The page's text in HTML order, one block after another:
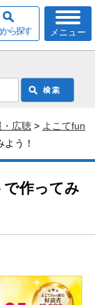
メニュー
ら探す
・広聴 > よこてfun
う！
作ってみ